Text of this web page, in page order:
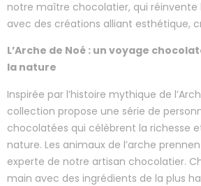
notre maître chocolatier, qui réinvente
avec des créations alliant esthétique,
L’Arche de Noé : un voyage
la nature
Inspirée par l’histoire mythique de
collection propose une série de
chocolatées qui célèbrent la richesse
nature. Les animaux de l’arche
experte de notre artisan chocolatier.
main avec des ingrédients de la plus